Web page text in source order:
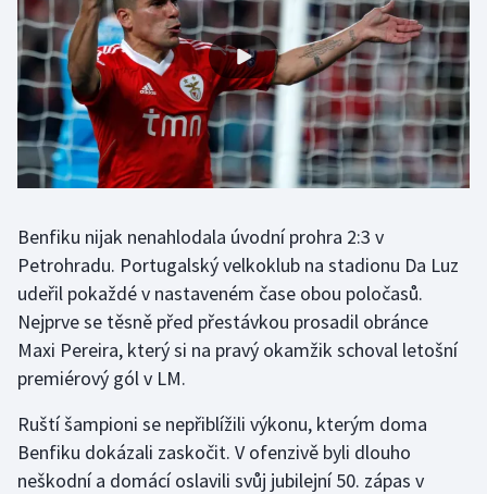
Stolní tenis
Triatlon
Veslování
Vodní slalom
Volejbal
Ostatní
Benfiku nijak nenahlodala úvodní prohra 2:3 v
Petrohradu. Portugalský velkoklub na stadionu Da Luz
udeřil pokaždé v nastaveném čase obou poločasů.
Nejprve se těsně před přestávkou prosadil obránce
Maxi Pereira, který si na pravý okamžik schoval letošní
premiérový gól v LM.
Ruští šampioni se nepřiblížili výkonu, kterým doma
Benfiku dokázali zaskočit. V ofenzivě byli dlouho
neškodní a domácí oslavili svůj jubilejní 50. zápas v